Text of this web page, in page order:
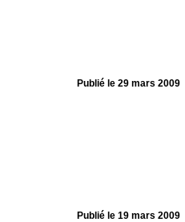
Publié le 29 mars 2009
Publié le 19 mars 2009